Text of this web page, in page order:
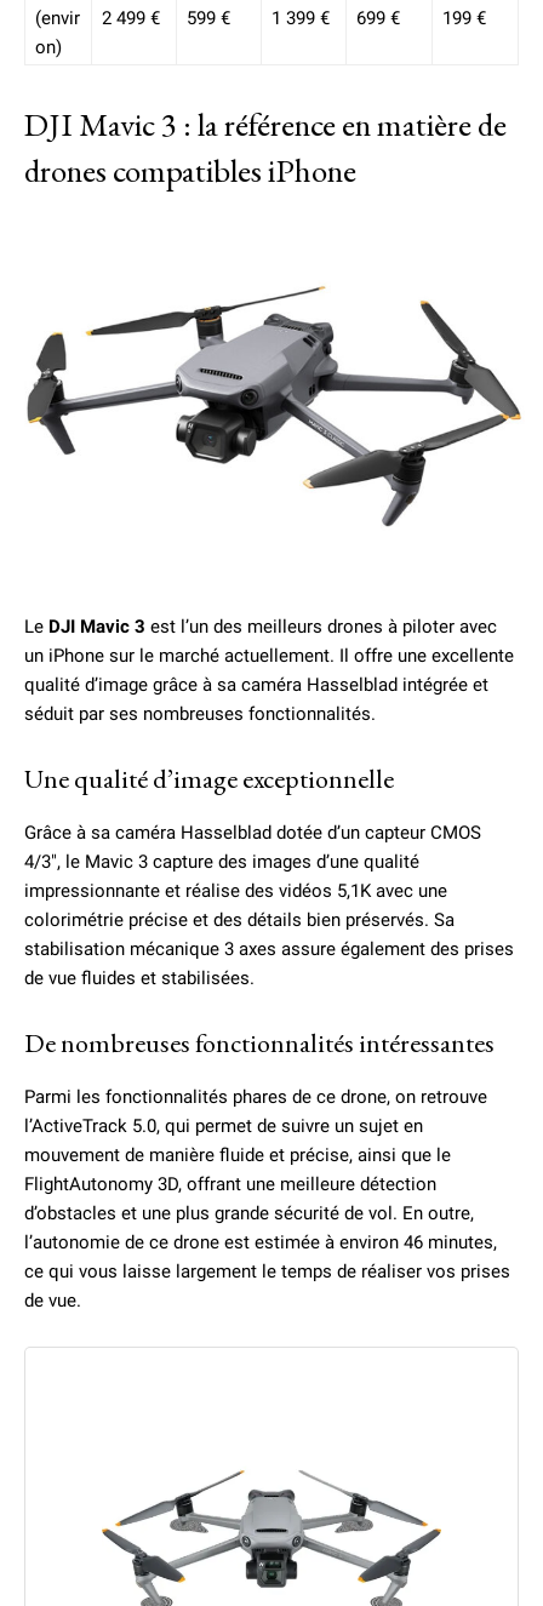
(envir
on)
2 499 € 599 € 1 399 € 699 € 199 €
DJI Mavic 3 : la référence en matière de
drones compatibles iPhone
Le DJI Mavic 3 est l’un des meilleurs drones à piloter avec
un iPhone sur le marché actuellement. Il offre une excellente
qualité d’image grâce à sa caméra Hasselblad intégrée et
séduit par ses nombreuses fonctionnalités.
Une qualité d’image exceptionnelle
Grâce à sa caméra Hasselblad dotée d’un capteur CMOS
4/3″, le Mavic 3 capture des images d’une qualité
impressionnante et réalise des vidéos 5,1K avec une
colorimétrie précise et des détails bien préservés. Sa
stabilisation mécanique 3 axes assure également des prises
de vue fluides et stabilisées.
De nombreuses fonctionnalités intéressantes
Parmi les fonctionnalités phares de ce drone, on retrouve
l’ActiveTrack 5.0, qui permet de suivre un sujet en
mouvement de manière fluide et précise, ainsi que le
FlightAutonomy 3D, offrant une meilleure détection
d’obstacles et une plus grande sécurité de vol. En outre,
l’autonomie de ce drone est estimée à environ 46 minutes,
ce qui vous laisse largement le temps de réaliser vos prises
de vue.